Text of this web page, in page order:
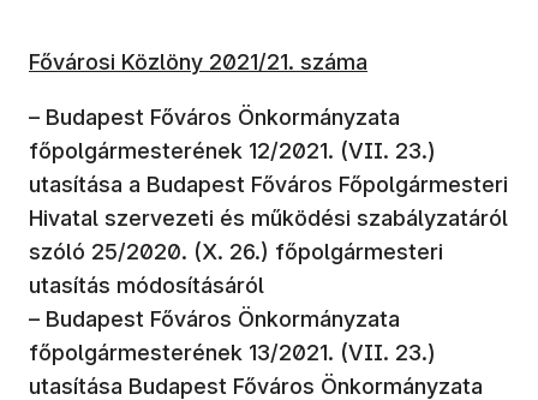
Fővárosi Közlöny 2021/21. száma
– Budapest Főváros Önkormányzata
főpolgármesterének 12/2021. (VII. 23.)
utasítása a Budapest Főváros Főpolgármesteri
Hivatal szervezeti és működési szabályzatáról
szóló 25/2020. (X. 26.) főpolgármesteri
utasítás módosításáról
– Budapest Főváros Önkormányzata
főpolgármesterének 13/2021. (VII. 23.)
utasítása Budapest Főváros Önkormányzata